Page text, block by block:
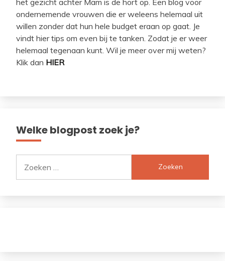
ondernemende vrouwen die er weleens helemaal uit
willen zonder dat hun hele budget eraan op gaat. Je
vindt hier tips om even bij te tanken. Zodat je er weer
helemaal tegenaan kunt. Wil je meer over mij weten?
Klik dan HIER
Welke blogpost zoek je?
naar: